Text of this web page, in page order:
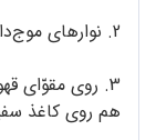
2. نوارهای موج‌دار را روی مقوّای آبی پررنگ بچسبان.
3. روی
هم روی کاغذ